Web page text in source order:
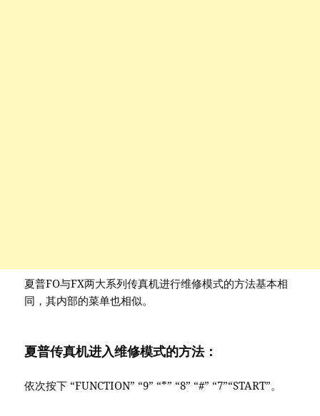
夏普FO与FX两大系列传真机进行维修模式的方法基本相
同，其内部的菜单也相似。
夏普传真机进入维修模式的方法：
依次按下 “FUNCTION” “9” “*” “8” “#” “7”“START”。